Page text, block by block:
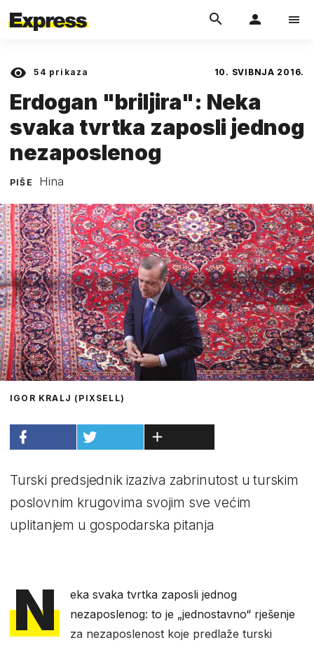
54 prikaza 10. SVIBNJA 2016.
Erdogan "briljira": Neka
svaka tvrtka zaposli jednog
nezaposlenog
PIŠE Hina
IGOR KRALJ (PIXSELL)
Turski predsjednik izaziva zabrinutost u turskim
poslovnim krugovima svojim sve većim
uplitanjem u gospodarska pitanja
N
eka svaka tvrtka zaposli jednog
nezaposlenog: to je „jednostavno“ rješenje
za nezaposlenost koje predlaže turski